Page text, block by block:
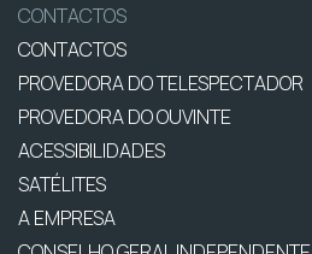
CONTACTOS
CONTACTOS
PROVEDORA DO TELESPECTADOR
PROVEDORA DO OUVINTE
ACESSIBILIDADES
SATÉLITES
A EMPRESA